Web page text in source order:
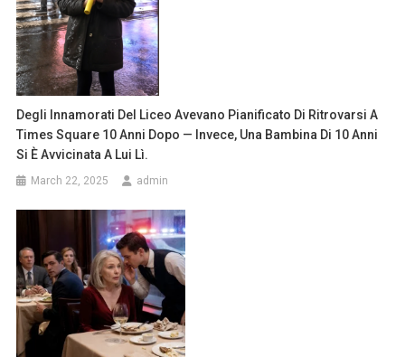
Degli Innamorati Del Liceo Avevano Pianificato Di Ritrovarsi A
Times Square 10 Anni Dopo — Invece, Una Bambina Di 10 Anni
Si È Avvicinata A Lui Lì.
March 22, 2025 admin